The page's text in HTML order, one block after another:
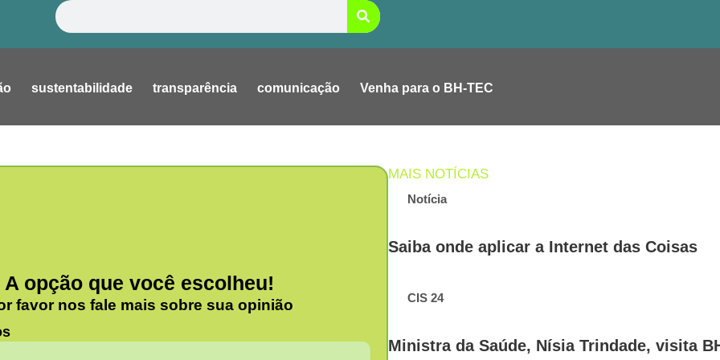
Pesquisar
sustentabilidade transparência comunicação Venha para o BH-TEC
A opção que você escolheu!
favor nos fale mais sobre sua opinião
MAIS NOTÍCIAS
Notícia
Saiba onde aplicar a Internet das Coisas
CIS 24
Ministra da Saúde, Nísia Trindade, visita